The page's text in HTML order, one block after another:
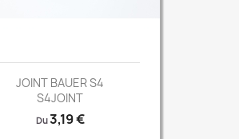
JOINT BAUER S4
S4JOINT
DuPrix
3,19 €